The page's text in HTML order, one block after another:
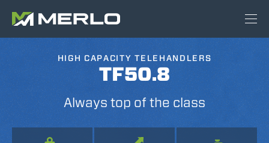
HIGH CAPACITY TELEHANDLERS
TF50.8
Always top of the class